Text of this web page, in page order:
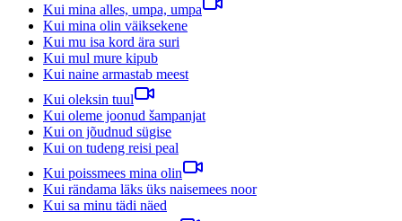
Kui mina alles, umpa, umpa
Kui mina olin väiksekene
Kui mu isa kord ära suri
Kui mul mure kipub
Kui naine armastab meest
Kui oleksin tuul
Kui oleme joonud šampanjat
Kui on jõudnud sügise
Kui on tudeng reisi peal
Kui poissmees mina olin
Kui rändama läks üks naisemees noor
Kui sa minu tädi näed